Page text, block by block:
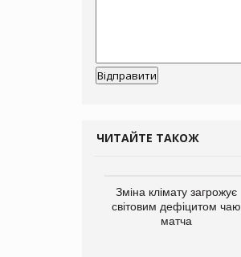
ЧИТАЙТЕ ТАКОЖ
Зміна клімату загрожує
світовим дефіцитом чаю
матча